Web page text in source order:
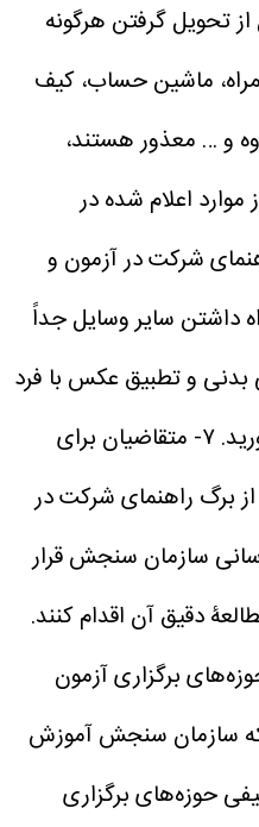
از تحویل گرفتن هرگونه
ماشین حساب، کیف
و … معذور هستند،
موارد اعلام شده در
شرکت در آزمون و
داشتن سایر وسایل جداً
بدنی و تطبیق عکس با فرد
۷- متقاضیان برای
برگ راهنمای شرکت در
سازمان سنجش قرار
دقیق آن اقدام کنند.
برگزاری آزمون
سازمان سنجش آموزش
حوزه‌های برگزاری